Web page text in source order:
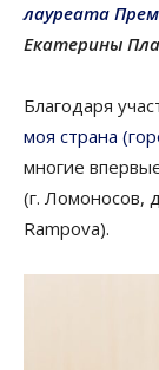
лауреата
Екатерины
Благодаря
моя страна
многие
(г. Ломоносов,
Rampova).